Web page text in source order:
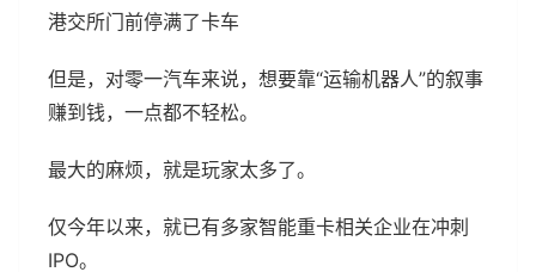
港交所门前停满了卡车
但是，对零一汽车来说，想要靠“运输机器人”的叙事
赚到钱，一点都不轻松。
最大的麻烦，就是玩家太多了。
仅今年以来，就已有多家智能重卡相关企业在冲刺
IPO。